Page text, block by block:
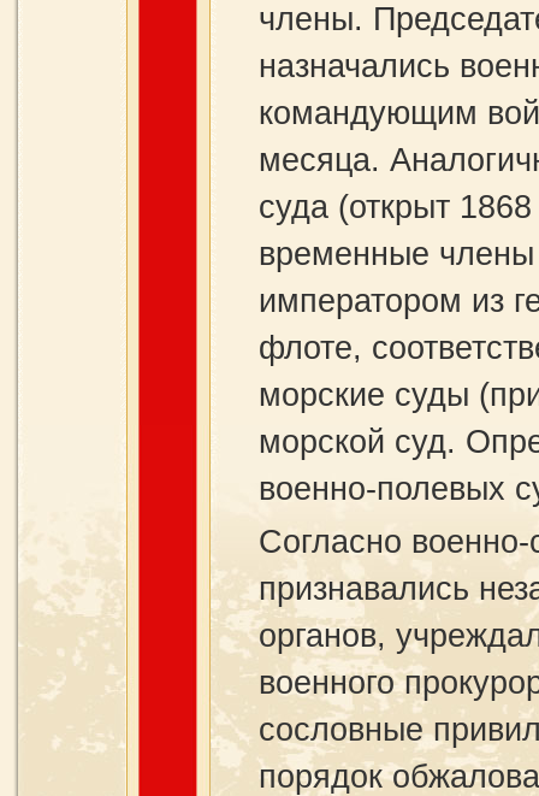
члены.
назначались
командующим
месяца.
суда (открыт
временные члены
императором из
флоте,
морские суды
морской суд.
военно-полевых
Согласно
признавались
органов,
военного
сословные
порядок